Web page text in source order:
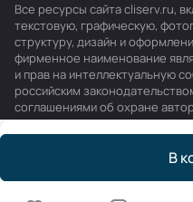
В
Все ресурсы сайта cliserv.ru,
текстовую, графическую,
структуру, дизайн и
фирменное наименование
и прав на интеллектуальную
российским
соглашениями об охране